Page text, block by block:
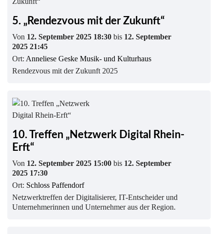
5. „Rendezvous mit der Zukunft“
Von 12. September 2025 18:30 bis 12. September
2025 21:45
Ort: Anneliese Geske Musik- und Kulturhaus
Rendezvous mit der Zukunft 2025
10. Treffen „Netzwerk Digital Rhein-
Erft“
Von 12. September 2025 15:00 bis 12. September
2025 17:30
Ort: Schloss Paffendorf
Netzwerktreffen der Digitalisierer, IT-Entscheider und
Unternehmerinnen und Unternehmer aus der Region.